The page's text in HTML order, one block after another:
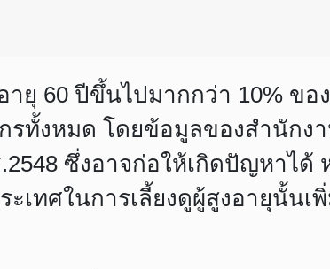
ยุ 60 ปีขึ้นไปมากกว่า 10% ขอ
รทั้งหมด โดยข้อมูลของสำนักง
ซึ่งอาจก่อให้เกิดปัญหาได้
ะเทศในการเลี้ยงดูผู้สูงอายุนั้น